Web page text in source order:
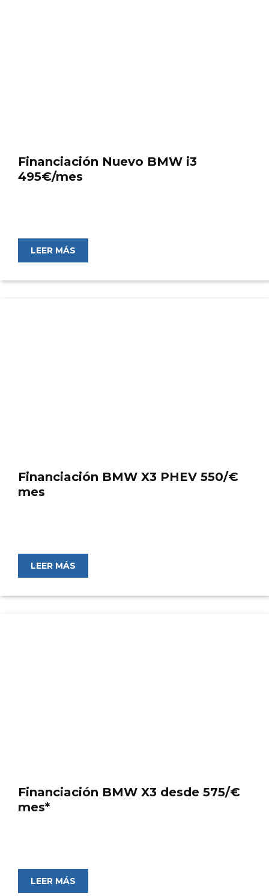
Financiación Nuevo BMW i3
495€/mes
LEER MÁS
Financiación BMW X3 PHEV 550/€
mes
LEER MÁS
Financiación BMW X3 desde 575/€
mes*
LEER MÁS